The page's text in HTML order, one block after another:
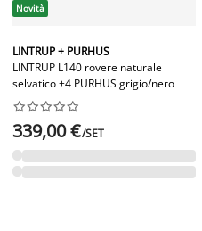
Novità
LINTRUP + PURHUS
LINTRUP L140 rovere naturale
selvatico +4 PURHUS grigio/nero






339,00 €/SET